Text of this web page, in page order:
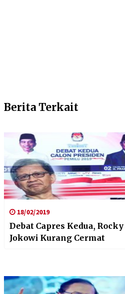
Berita Terkait
18/02/2019
Debat Capres Kedua,
Jokowi Kurang Cermat